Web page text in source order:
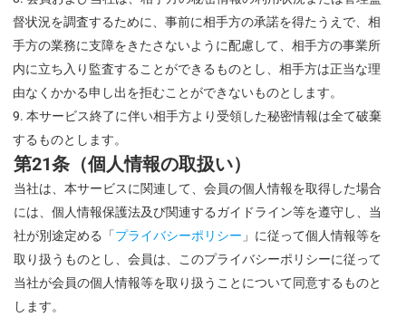
督状況を調査するために、事前に相手方の承諾を得たうえで、相
手方の業務に支障をきたさないように配慮して、相手方の事業所
内に立ち入り監査することができるものとし、相手方は正当な理
由なくかかる申し出を拒むことができないものとします。
本サービス終了に伴い相手方より受領した秘密情報は全て破棄
するものとします。
第21条（個人情報の取扱い）
当社は、本サービスに関連して、会員の個人情報を取得した場合
には、個人情報保護法及び関連するガイドライン等を遵守し、当
社が別途定める「プライバシーポリシー 」に従って個人情報等を
取り扱うものとし、会員は、このプライバシーポリシーに従って
当社が会員の個人情報等を取り扱うことについて同意するものと
します。